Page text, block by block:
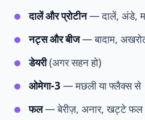
दालें और प्रोटीन— दालें, अंडे,
नट्स और बीज— बादाम,
डेयरी(अगर सहन हो)
ओमेगा-3 — मछली या फ्लैक्स से
फल— बेरीज़, अनार, खट्टे फल